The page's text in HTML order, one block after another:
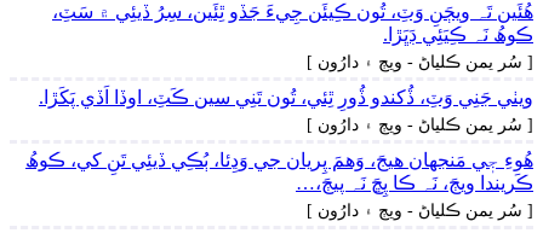
ھُئَين تَہ ويڄَنِ وَٽِ، تُون ڪِيئَن جِيءَ جَڏو ٿِئَين، سِرُ ڏيئِي ۾ سَٽِ،
ڪوھُ نَہ ڪِيَئِي ڊَڀَڙا.
[ سُر يمن ڪلياڻ - ويڄ ۽ دارُون ]
ويٺي جَنِي وَٽِ، ڏُکندو ڏُورِ ٿِئي، تُون تَنِي سين ڪَٽِ، اوڏا اَڏي پَکَڙا.
[ سُر يمن ڪلياڻ - ويڄ ۽ دارُون ]
ھُوءِ جٖي مَنجهان ھيجَ، وَھمَ پِريان جي وَڍِئا، ٻُڪِي ڏيئِي تَنِ کي، ڪوھُ
ڪَريندا ويڄَ، نَہ ڪا پِڇَ نَہ پيڄَ،…
[ سُر يمن ڪلياڻ - ويڄ ۽ دارُون ]